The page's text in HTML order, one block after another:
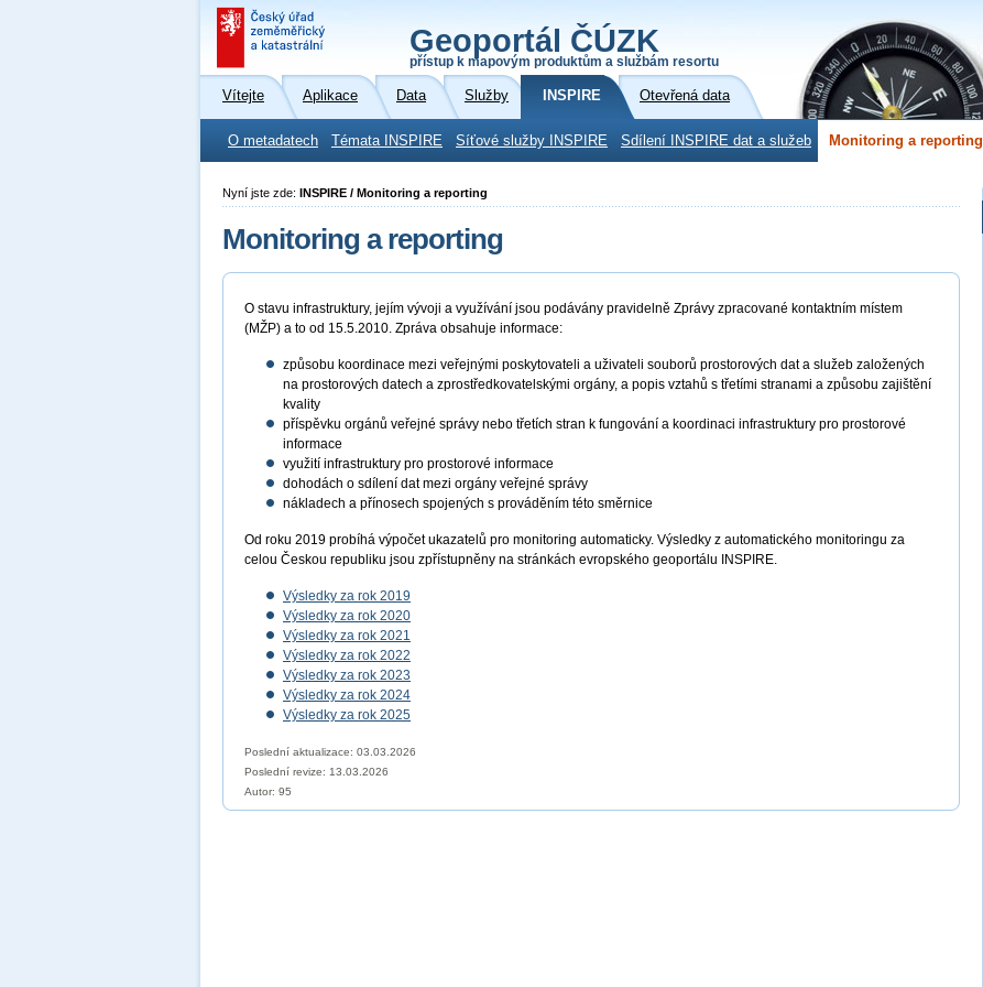
Geoportál ČÚZK
přístup k mapovým produktům a službám resortu
Vítejte Aplikace Data Služby INSPIRE Otevřená data
O metadatech Témata INSPIRE Síťové služby INSPIRE Sdílení INSPIRE dat a služeb Monitoring a reporting
Nyní jste zde: INSPIRE / Monitoring a reporting
Monitoring a reporting
O stavu infrastruktury, jejím vývoji a využívání jsou podávány pravidelně Zprávy zpracované kontaktním místem
(MŽP) a to od 15.5.2010. Zpráva obsahuje informace:
způsobu koordinace mezi veřejnými poskytovateli a uživateli souborů prostorových dat a služeb založených
na prostorových datech a zprostředkovatelskými orgány, a popis vztahů s třetími stranami a způsobu zajištění
kvality
příspěvku orgánů veřejné správy nebo třetích stran k fungování a koordinaci infrastruktury pro prostorové
informace
využití infrastruktury pro prostorové informace
dohodách o sdílení dat mezi orgány veřejné správy
nákladech a přínosech spojených s prováděním této směrnice
Od roku 2019 probíhá výpočet ukazatelů pro monitoring automaticky. Výsledky z automatického monitoringu za
celou Českou republiku jsou zpřístupněny na stránkách evropského geoportálu INSPIRE.
Výsledky za rok 2019
Výsledky za rok 2020
Výsledky za rok 2021
Výsledky za rok 2022
Výsledky za rok 2023
Výsledky za rok 2024
Výsledky za rok 2025
Poslední aktualizace: 03.03.2026
Poslední revize: 13.03.2026
Autor: 95